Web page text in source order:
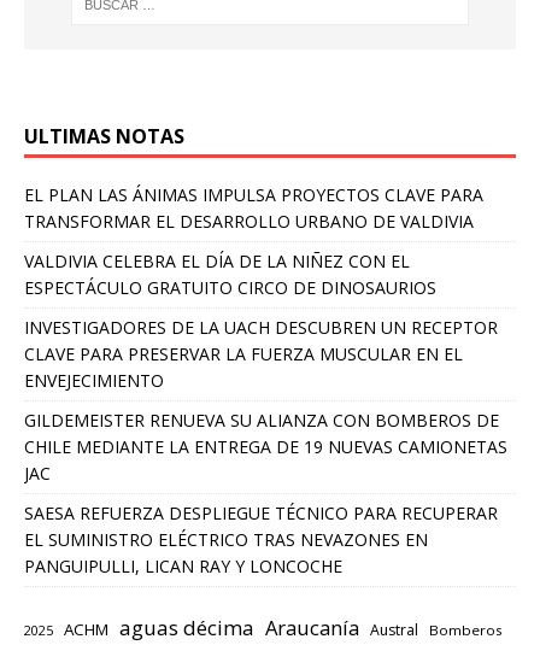
ULTIMAS NOTAS
EL PLAN LAS ÁNIMAS IMPULSA PROYECTOS CLAVE PARA
TRANSFORMAR EL DESARROLLO URBANO DE VALDIVIA
VALDIVIA CELEBRA EL DÍA DE LA NIÑEZ CON EL
ESPECTÁCULO GRATUITO CIRCO DE DINOSAURIOS
INVESTIGADORES DE LA UACH DESCUBREN UN RECEPTOR
CLAVE PARA PRESERVAR LA FUERZA MUSCULAR EN EL
ENVEJECIMIENTO
GILDEMEISTER RENUEVA SU ALIANZA CON BOMBEROS DE
CHILE MEDIANTE LA ENTREGA DE 19 NUEVAS CAMIONETAS
JAC
SAESA REFUERZA DESPLIEGUE TÉCNICO PARA RECUPERAR
EL SUMINISTRO ELÉCTRICO TRAS NEVAZONES EN
PANGUIPULLI, LICAN RAY Y LONCOCHE
2025 ACHM aguas décima Araucanía Austral Bomberos